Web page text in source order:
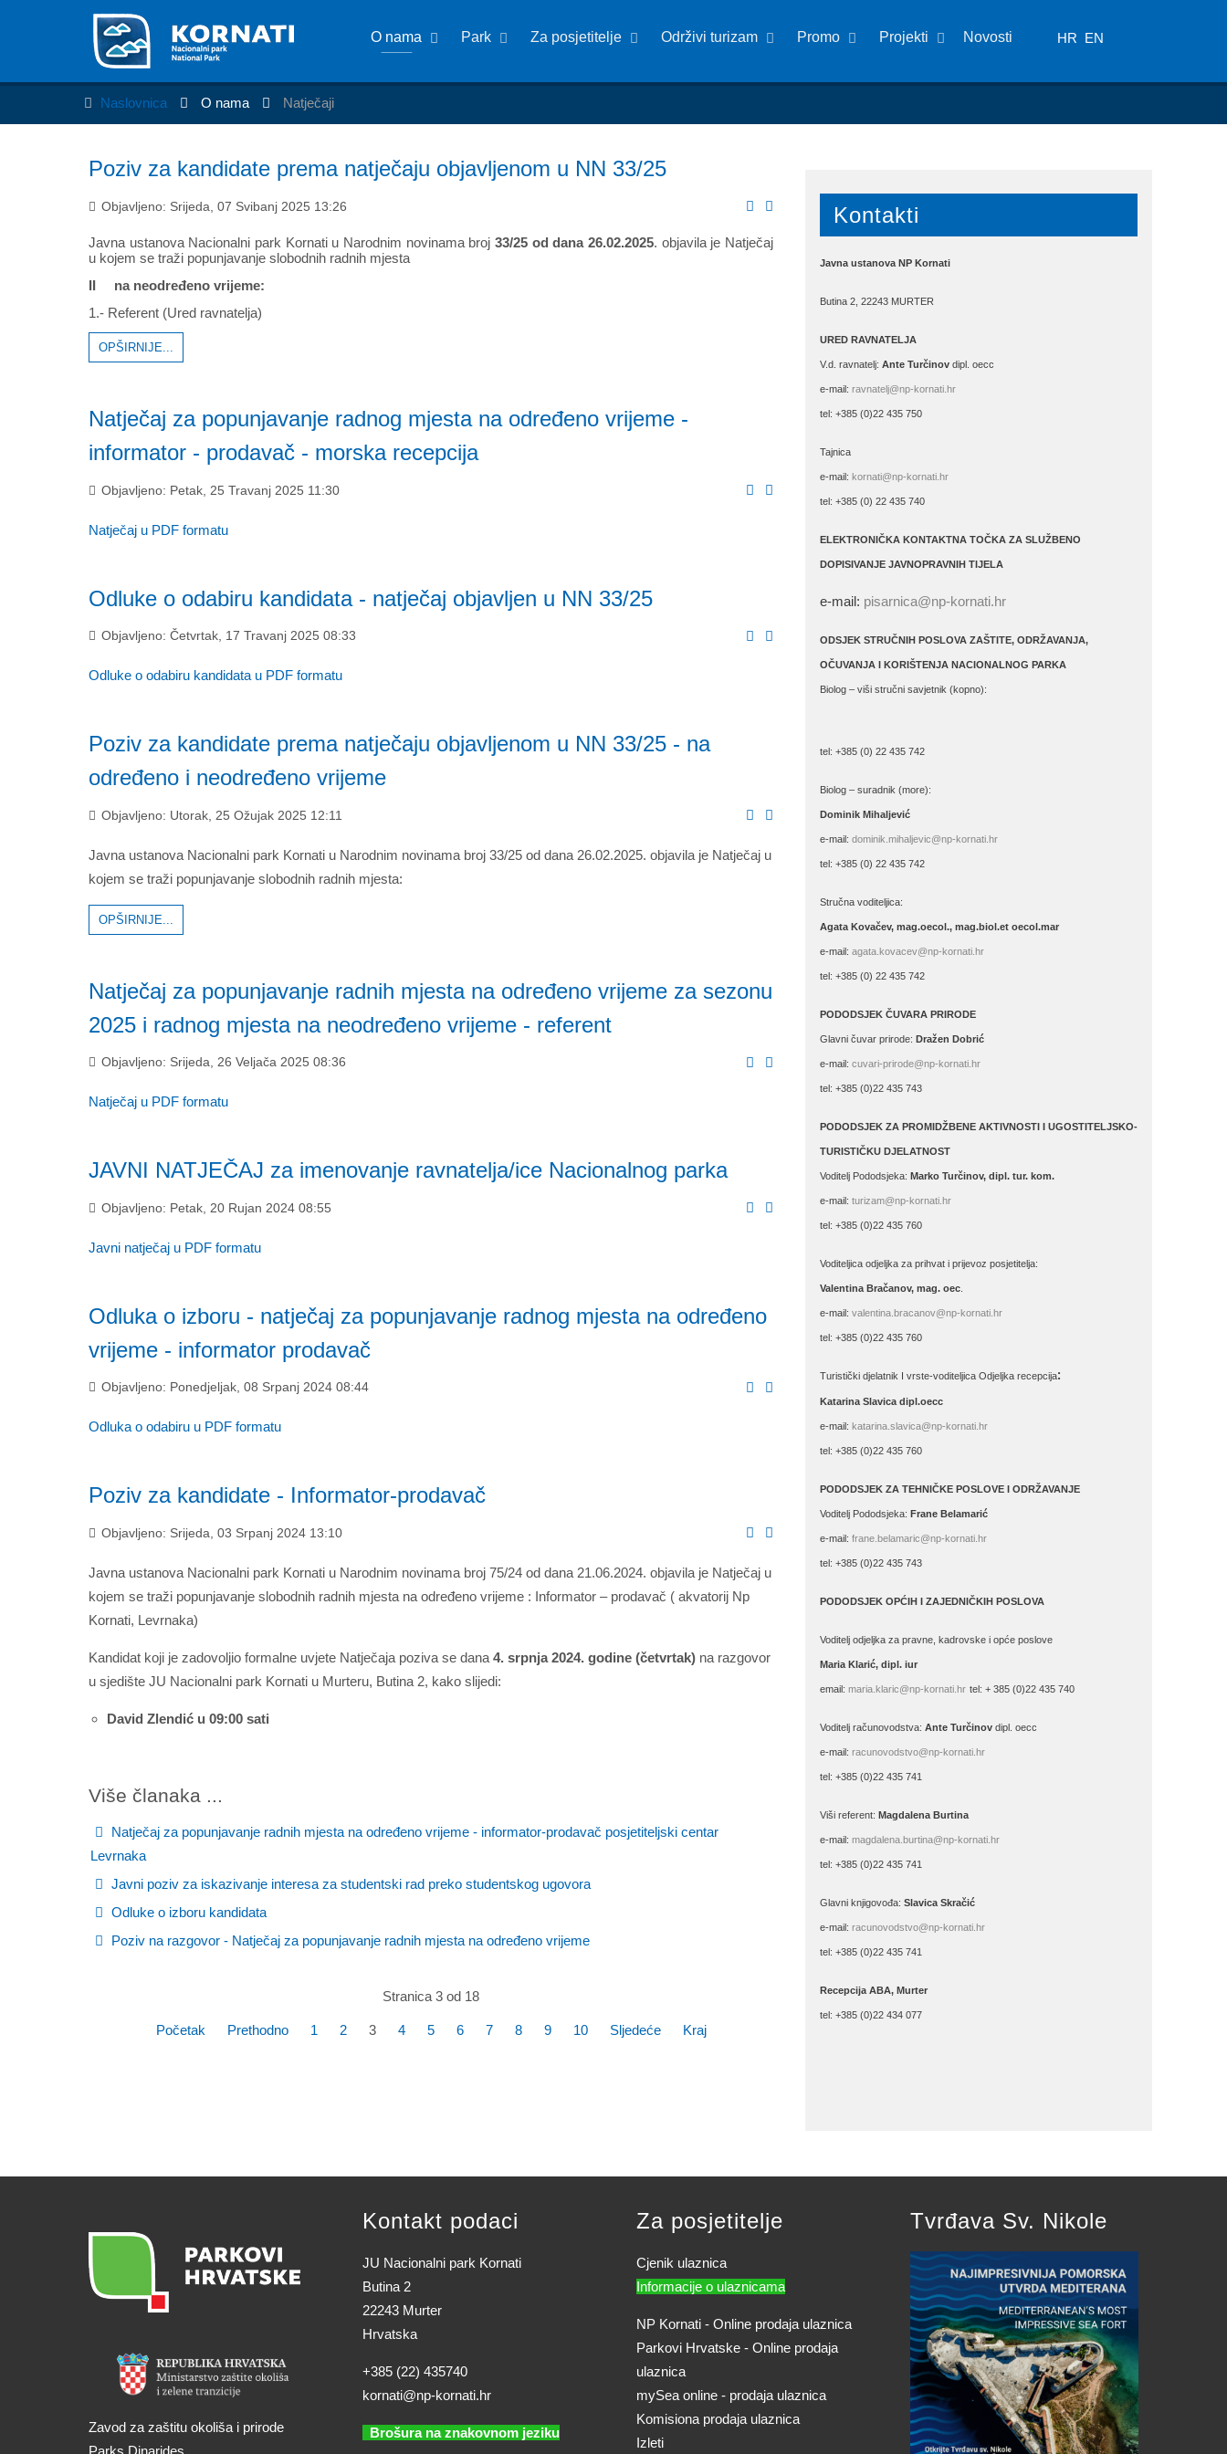
O nama Park Za posjetitelje Održivi turizam Promo Projekti Novosti HR EN
Naslovnica O nama Natječaji
Poziv za kandidate prema natječaju objavljenom u NN 33/25
Objavljeno: Srijeda, 07 Svibanj 2025 13:26
Javna ustanova Nacionalni park Kornati u Narodnim novinama broj 33/25 od dana 26.02.2025. objavila je Natječaj
u kojem se traži popunjavanje slobodnih radnih mjesta
II na neodređeno vrijeme:
1.- Referent (Ured ravnatelja)
OPŠIRNIJE...
Natječaj za popunjavanje radnog mjesta na određeno vrijeme -
informator - prodavač - morska recepcija
Objavljeno: Petak, 25 Travanj 2025 11:30
Natječaj u PDF formatu
Odluke o odabiru kandidata - natječaj objavljen u NN 33/25
Objavljeno: Četvrtak, 17 Travanj 2025 08:33
Odluke o odabiru kandidata u PDF formatu
Poziv za kandidate prema natječaju objavljenom u NN 33/25 - na
određeno i neodređeno vrijeme
Objavljeno: Utorak, 25 Ožujak 2025 12:11
Javna ustanova Nacionalni park Kornati u Narodnim novinama broj 33/25 od dana 26.02.2025. objavila je Natječaj u
kojem se traži popunjavanje slobodnih radnih mjesta:
OPŠIRNIJE...
Natječaj za popunjavanje radnih mjesta na određeno vrijeme za sezonu
2025 i radnog mjesta na neodređeno vrijeme - referent
Objavljeno: Srijeda, 26 Veljača 2025 08:36
Natječaj u PDF formatu
JAVNI NATJEČAJ za imenovanje ravnatelja/ice Nacionalnog parka
Objavljeno: Petak, 20 Rujan 2024 08:55
Javni natječaj u PDF formatu
Odluka o izboru - natječaj za popunjavanje radnog mjesta na određeno
vrijeme - informator prodavač
Objavljeno: Ponedjeljak, 08 Srpanj 2024 08:44
Odluka o odabiru u PDF formatu
Poziv za kandidate - Informator-prodavač
Objavljeno: Srijeda, 03 Srpanj 2024 13:10
Javna ustanova Nacionalni park Kornati u Narodnim novinama broj 75/24 od dana 21.06.2024. objavila je Natječaj u
kojem se traži popunjavanje slobodnih radnih mjesta na određeno vrijeme : Informator – prodavač ( akvatorij Np
Kornati, Levrnaka)
Kandidat koji je zadovoljio formalne uvjete Natječaja poziva se dana 4. srpnja 2024. godine (četvrtak) na razgovor
u sjedište JU Nacionalni park Kornati u Murteru, Butina 2, kako slijedi:
David Zlendić u 09:00 sati
Više članaka ...
Natječaj za popunjavanje radnih mjesta na određeno vrijeme - informator-prodavač posjetiteljski centar
Levrnaka
Javni poziv za iskazivanje interesa za studentski rad preko studentskog ugovora
Odluke o izboru kandidata
Poziv na razgovor - Natječaj za popunjavanje radnih mjesta na određeno vrijeme
Stranica 3 od 18
Početak Prethodno 1 2 3 4 5 6 7 8 9 10 Sljedeće Kraj
Kontakti
Javna ustanova NP Kornati
Butina 2, 22243 MURTER
URED RAVNATELJA
V.d. ravnatelj: Ante Turčinov dipl. oecc
e-mail: ravnatelj@np-kornati.hr
tel: +385 (0)22 435 750
Tajnica
e-mail: kornati@np-kornati.hr
tel: +385 (0) 22 435 740
ELEKTRONIČKA KONTAKTNA TOČKA ZA SLUŽBENO
DOPISIVANJE JAVNOPRAVNIH TIJELA
e-mail: pisarnica@np-kornati.hr
ODSJEK STRUČNIH POSLOVA ZAŠTITE, ODRŽAVANJA,
OČUVANJA I KORIŠTENJA NACIONALNOG PARKA
Biolog – viši stručni savjetnik (kopno):
tel: +385 (0) 22 435 742
Biolog – suradnik (more):
Dominik Mihaljević
e-mail: dominik.mihaljevic@np-kornati.hr
tel: +385 (0) 22 435 742
Stručna voditeljica:
Agata Kovačev, mag.oecol., mag.biol.et oecol.mar
e-mail: agata.kovacev@np-kornati.hr
tel: +385 (0) 22 435 742
PODODSJEK ČUVARA PRIRODE
Glavni čuvar prirode: Dražen Dobrić
e-mail: cuvari-prirode@np-kornati.hr
tel: +385 (0)22 435 743
PODODSJEK ZA PROMIDŽBENE AKTIVNOSTI I UGOSTITELJSKO-
TURISTIČKU DJELATNOST
Voditelj Pododsjeka: Marko Turčinov, dipl. tur. kom.
e-mail: turizam@np-kornati.hr
tel: +385 (0)22 435 760
Voditeljica odjeljka za prihvat i prijevoz posjetitelja:
Valentina Bračanov, mag. oec
e-mail: valentina.bracanov@np-kornati.hr
tel: +385 (0)22 435 760
Turistički djelatnik I vrste-voditeljica Odjeljka recepcija:
Katarina Slavica dipl.oecc
e-mail: katarina.slavica@np-kornati.hr
tel: +385 (0)22 435 760
PODODSJEK ZA TEHNIČKE POSLOVE I ODRŽAVANJE
Voditelj Pododsjeka: Frane Belamarić
e-mail: frane.belamaric@np-kornati.hr
tel: +385 (0)22 435 743
PODODSJEK OPĆIH I ZAJEDNIČKIH POSLOVA
Voditelj odjeljka za pravne, kadrovske i opće poslove
Maria Klarić, dipl. iur
email: maria.klaric@np-kornati.hr tel: + 385 (0)22 435 740
Voditelj računovodstva: Ante Turčinov dipl. oecc
e-mail: racunovodstvo@np-kornati.hr
tel: +385 (0)22 435 741
Viši referent: Magdalena Burtina
e-mail: magdalena.burtina@np-kornati.hr
tel: +385 (0)22 435 741
Glavni knjigovođa: Slavica Skračić
e-mail: racunovodstvo@np-kornati.hr
tel: +385 (0)22 435 741
Recepcija ABA, Murter
tel: +385 (0)22 434 077
Zavod za zaštitu okoliša i prirode
Parks Dinarides
Kontakt podaci
JU Nacionalni park Kornati
Butina 2
22243 Murter
Hrvatska
+385 (22) 435740
kornati@np-kornati.hr
Brošura na znakovnom jeziku
Za posjetitelje
Cjenik ulaznica
Informacije o ulaznicama
NP Kornati - Online prodaja ulaznica
Parkovi Hrvatske - Online prodaja
ulaznica
mySea online - prodaja ulaznica
Komisiona prodaja ulaznica
Izleti
Tvrđava Sv. Nikole